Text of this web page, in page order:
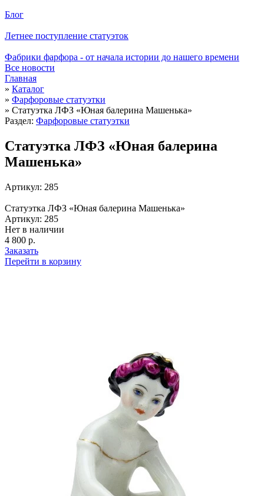
Блог
Летнее поступление статуэток
Фабрики фарфора - от начала истории до нашего времени
Все новости
Главная
» Каталог
» Фарфоровые статуэтки
» Статуэтка ЛФЗ «Юная балерина Машенька»
Раздел: Фарфоровые статуэтки
Статуэтка ЛФЗ «Юная балерина
Машенька»
Артикул: 285
Статуэтка ЛФЗ «Юная балерина Машенька»
Артикул: 285
Нет в наличии
4 800 р.
Заказать
Перейти в корзину